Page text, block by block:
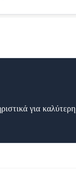
για καλύτερη